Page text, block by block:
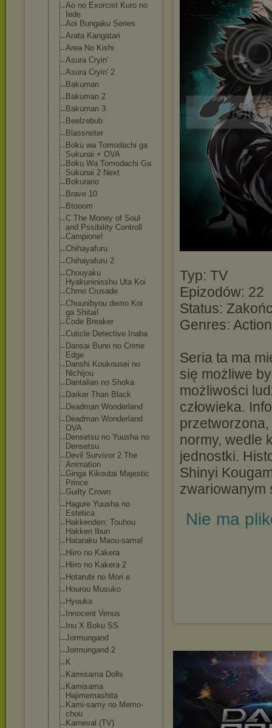
Ao no Exorcist Kuro no
Iede
Aoi Bungaku Series
Arata Kangatari
Area No Kishi
Asura Cryin'
Asura Cryin' 2
Bakuman
Bakuman 2
Bakuman 3
Beelzebub
Blassreiter
Boku wa Tomodachi ga
Sukunai + OVA
Boku Wa Tomodachi Ga
Sukunai 2 Next
Bokurano
Brave 10
Btooom
C The Money of Soul
and Pssibility Controll
Campione!
Chihayafuru
Chihayafuru 2
Chouyaku
Hyakuninisshu Uta Koi
Chrno Crusade
Chuunibyou demo Koi
ga Shitai!
Code Breaker
Cuticle Detective Inaba
Dansai Bunri no Crime
Edge
Danshi Koukousei no
Nichijou
Dantalian no Shoka
Darker Than Black
Deadman Wonderland
Deadman Wonderland
OVA
Densetsu no Yuusha no
Densetsu
Devil Survivor 2 The
Animation
Ginga Kikoutai Majestic
Prince
Guilty Crown
Hagure Yuusha no
Estetica
Hakkenden; Touhou
Hakken Ibun
Hataraku Maou-sama!
Hiiro no Kakera
Hiiro no Kakera 2
Hotarubi no Mori e
Hourou Musuko
Hyouka
Innocent Venus
Inu X Boku SS
Jormungand
Jormungand 2
K
Kamisama Dolls
Kamisama
Hajimemashita
Kami-samy no Memo-
chou
Karneval (TV)
Typ: TV
Epizodów: 22
Status:
Genres:
Seria ta ma
się możliwe
możliwości
człowieka.
normy, wedle
jednostki.
Shinyi
zwariowanym
Nie ma